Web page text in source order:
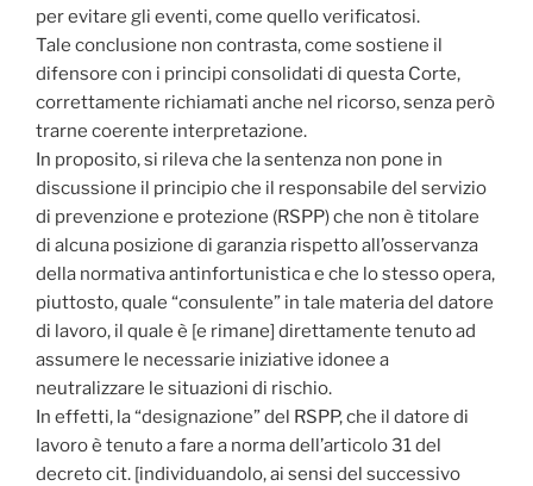
per evitare gli eventi, come quello verificatosi.
Tale conclusione non contrasta, come sostiene il
difensore con i principi consolidati di questa Corte,
correttamente richiamati anche nel ricorso, senza però
trarne coerente interpretazione.
In proposito, si rileva che la sentenza non pone in
discussione il principio che il responsabile del servizio
di prevenzione e protezione (RSPP) che non è titolare
di alcuna posizione di garanzia rispetto all’osservanza
della normativa antinfortunistica e che lo stesso opera,
piuttosto, quale “consulente” in tale materia del datore
di lavoro, il quale è [e rimane] direttamente tenuto ad
assumere le necessarie iniziative idonee a
neutralizzare le situazioni di rischio.
In effetti, la “designazione” del RSPP, che il datore di
lavoro è tenuto a fare a norma dell’articolo 31 del
decreto cit. [individuandolo, ai sensi del successivo